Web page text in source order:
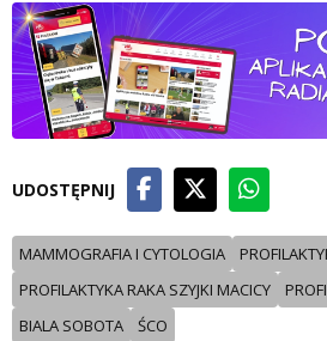
UDOSTĘPNIJ
MAMMOGRAFIA I CYTOLOGIA
PROFILAKTYKA RAKA SZYJKI MACICY
BIALA SOBOTA
ŚCO